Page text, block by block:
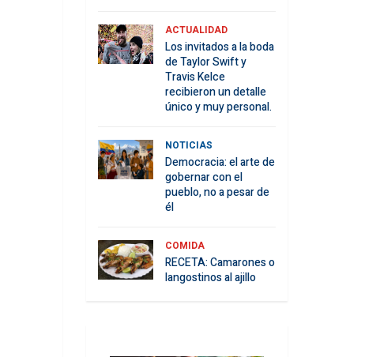
ACTUALIDAD
Los invitados a la boda
de Taylor Swift y
Travis Kelce
recibieron un detalle
único y muy personal.
NOTICIAS
Democracia: el arte de
gobernar con el
pueblo, no a pesar de
él
COMIDA
RECETA: Camarones o
langostinos al ajillo